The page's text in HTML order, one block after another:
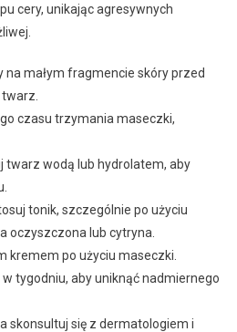
cery, unikając agresywnych
na małym fragmencie skóry przed
czasu trzymania maseczki,
twarz wodą lub hydrolatem, aby
tonik, szczególnie po użyciu
oczyszczona lub cytryna.
kremem po użyciu maseczki.
tygodniu, aby uniknąć nadmiernego
skonsultuj się z dermatologiem i